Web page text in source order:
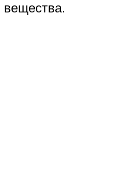
вещества.